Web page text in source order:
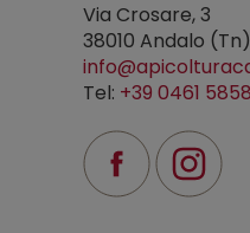
Via Crosare, 3
38010 Andalo (Tn)
Tel: +39 0461